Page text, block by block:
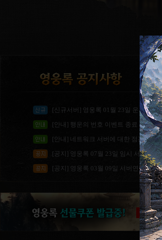
[신규서버] 영웅록 01월 23일 운무 서버
[안내] 행운의 번호 이벤트 종료 안내
[안내] 네트워크 서버에 대한 점검 안내
[공지] 영웅록 07월 23일 임시 서버점검
[공지] 영웅록 03월 09일 서버연맹 및